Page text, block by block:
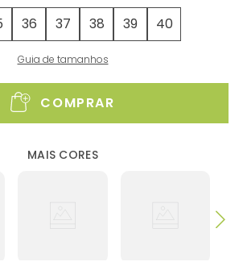
36 37 38 39 40
Guia de tamanhos
COMPRAR
MAIS CORES